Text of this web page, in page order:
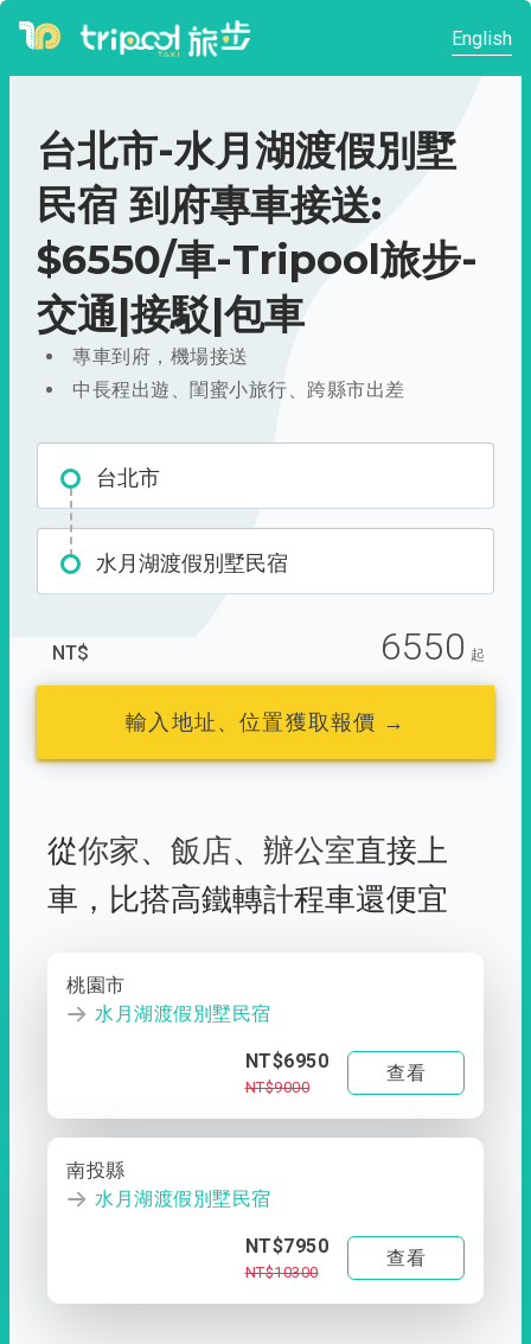
English
台北市-水月湖渡假別墅
民宿 到府專車接送:
$6550/車-Tripool旅步-
交通|接駁|包車
專車到府，機場接送
中長程出遊、閨蜜小旅行、跨縣市出差
台北市
水月湖渡假別墅民宿
NT$ 6550 起
輸入地址、位置獲取報價 →
從你家、 飯店、 辦公室直接上
車， 比搭高鐵轉計程車還便宜
桃園市
水月湖渡假別墅民宿
NT$6950
NT$9000
查看
南投縣
水月湖渡假別墅民宿
NT$7950
NT$10300
查看